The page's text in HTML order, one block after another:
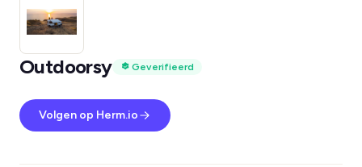
Outdoorsy Geverifieerd
Volgen op Herm.io